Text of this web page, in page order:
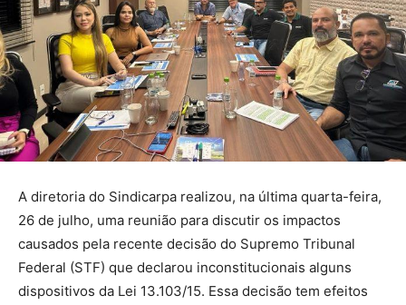
A diretoria do Sindicarpa realizou, na última quarta-feira,
26 de julho, uma reunião para discutir os impactos
causados pela recente decisão do Supremo Tribunal
Federal (STF) que declarou inconstitucionais alguns
dispositivos da Lei 13.103/15. Essa decisão tem efeitos